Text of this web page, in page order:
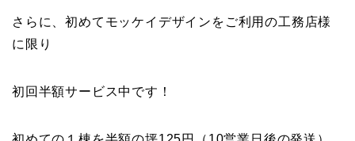
さらに、初めてモッケイデザインをご利用の工務店様
に限り
初回半額サービス中です！